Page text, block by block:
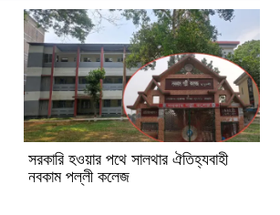
সরকারি হওয়ার পথে সালথার ঐতিহ্যবাহী
নবকাম পল্লী কলেজ